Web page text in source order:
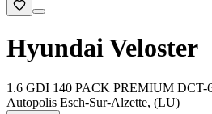
Hyundai Veloster
1.6 GDI 140 PACK PREMIUM DCT-
Autopolis Esch-Sur-Alzette, (LU)